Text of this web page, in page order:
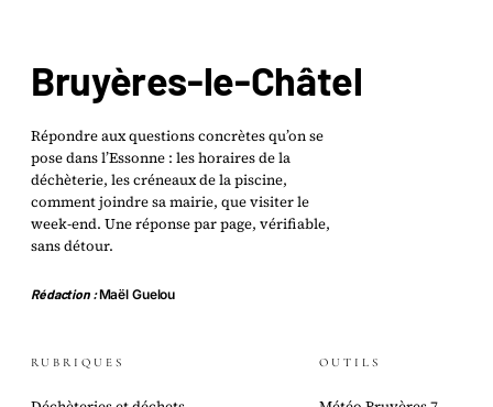
Bruyères-le-Châtel
Répondre aux questions concrètes qu’on se
pose dans l’Essonne : les horaires de la
déchèterie, les créneaux de la piscine,
comment joindre sa mairie, que visiter le
week-end. Une réponse par page, vérifiable,
sans détour.
Rédaction :Maël Guelou
RUBRIQUES OUTILS